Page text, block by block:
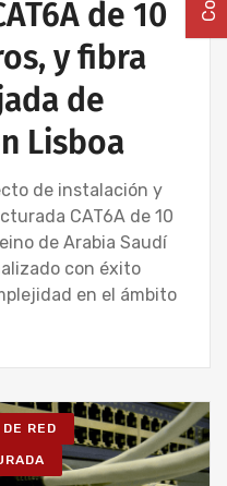
de 10
y fibra
de
Lisboa
de instalación y
CAT6A de 10
de Arabia Saudí
con éxito
en el ámbito
RED